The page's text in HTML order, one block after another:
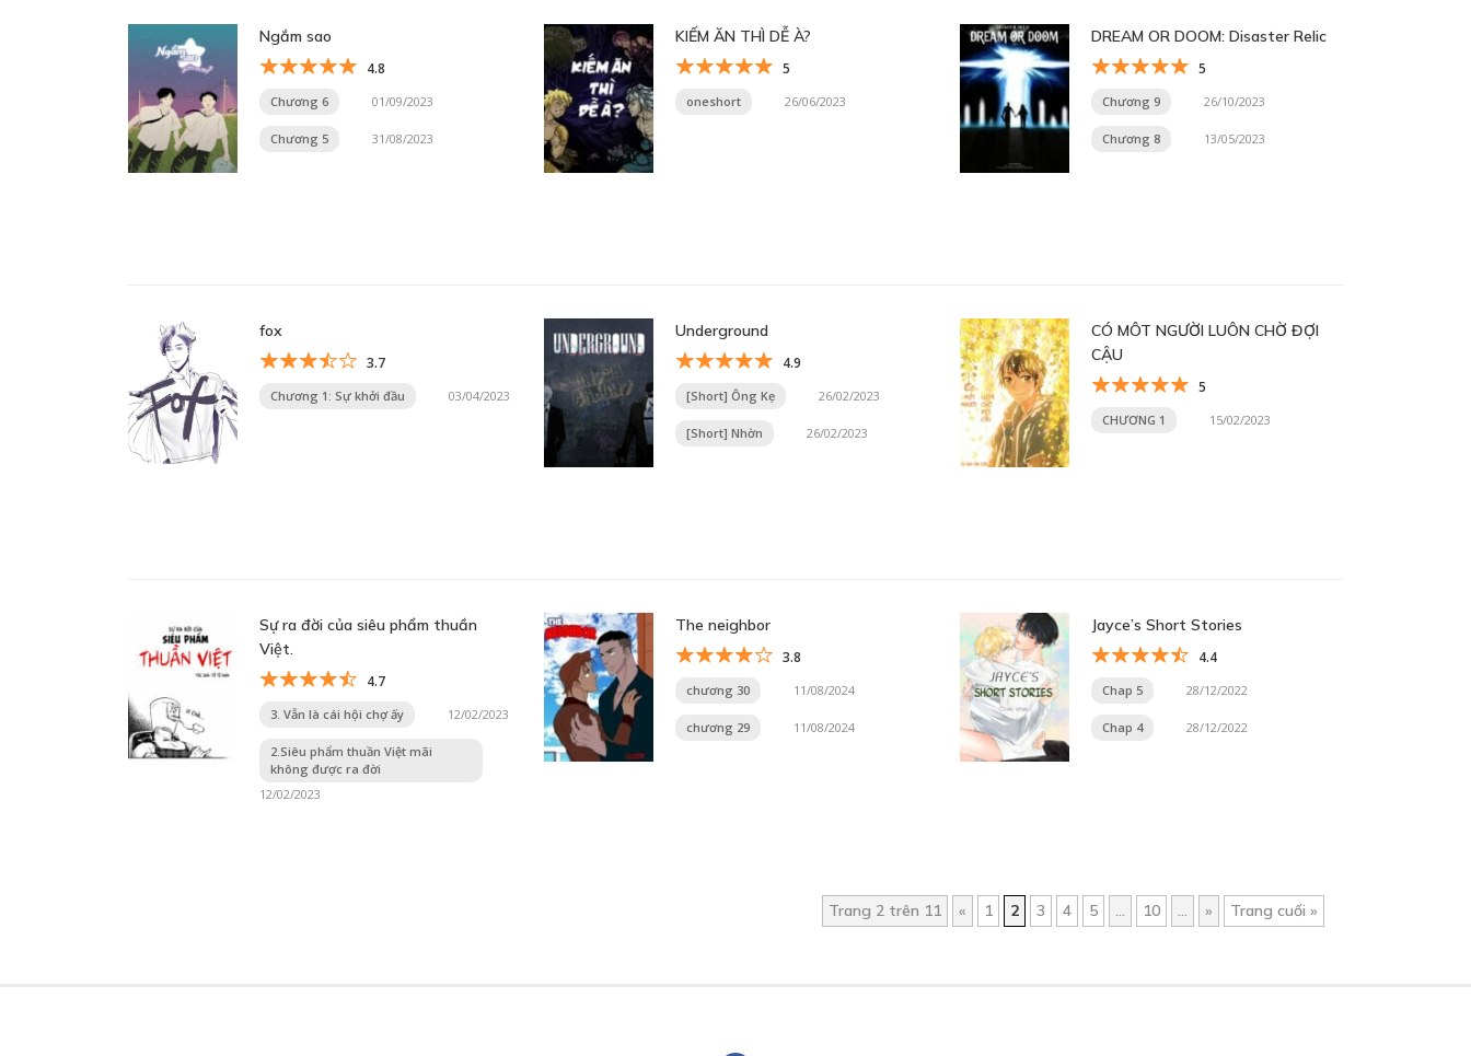
Ngắm sao
4.8
Chương 6 01/09/2023
Chương 5 31/08/2023
KIẾM ĂN THÌ DỄ À?
5
oneshort 26/06/2023
DREAM OR DOOM: Disaster Relic
5
Chương 9 26/10/2023
Chương 8 13/05/2023
fox
3.7
Chương 1: Sự khởi đầu 03/04/2023
Underground
4.9
[Short] Ông Kẹ 26/02/2023
[Short] Nhờn 26/02/2023
CÓ MÔT NGƯỜI LUÔN CHỜ ĐỢI
CẬU
5
CHƯƠNG 1 15/02/2023
Sự ra đời của siêu phẩm thuần
Việt.
4.7
3. Vẫn là cái hội chợ ấy 12/02/2023
2.Siêu phẩm thuần Việt mãi
không được ra đời
12/02/2023
The neighbor
3.8
chương 30 11/08/2024
chương 29 11/08/2024
Jayce’s Short Stories
4.4
Chap 5 28/12/2022
Chap 4 28/12/2022
Trang 2 trên 11 « 1 2 3 4 5 10 » Trang cuối »